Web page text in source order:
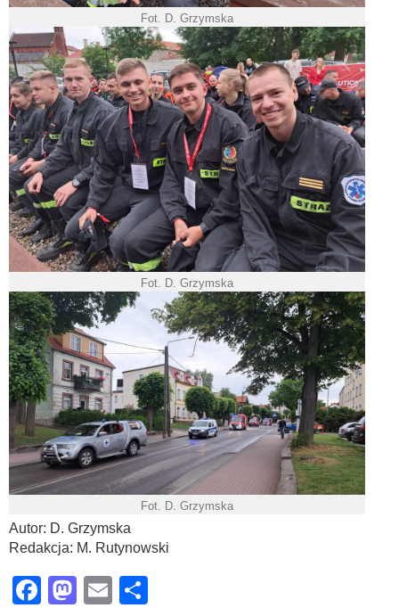
Fot. D. Grzymska
Fot. D. Grzymska
Fot. D. Grzymska
Autor: D. Grzymska
Redakcja: M. Rutynowski
Facebook
Mastodon
Email